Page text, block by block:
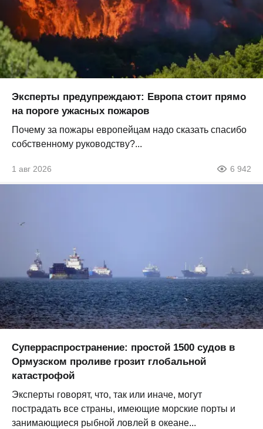
Эксперты предупреждают: Европа стоит прямо
на пороге ужасных пожаров
Почему за пожары европейцам надо сказать спасибо
собственному руководству?...
1 авг 2026 6 942
Суперраспространение: простой 1500 судов в
Ормузском проливе грозит глобальной
катастрофой
Эксперты говорят, что, так или иначе, могут
пострадать все страны, имеющие морские порты и
занимающиеся рыбной ловлей в океане...